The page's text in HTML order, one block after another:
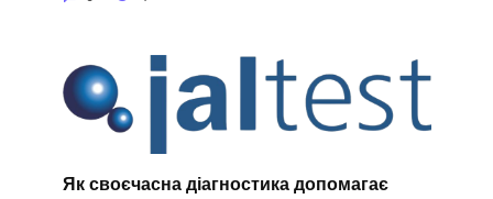
Як своєчасна діагностика допомагає